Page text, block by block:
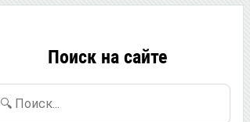
Поиск на сайте
🔍 Поиск...